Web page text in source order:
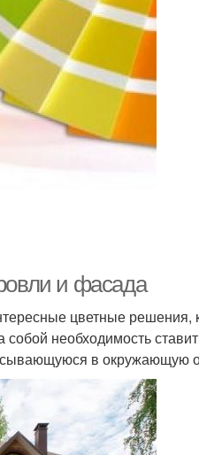
и фасада
цветные решения,
необходимость
в окружающую